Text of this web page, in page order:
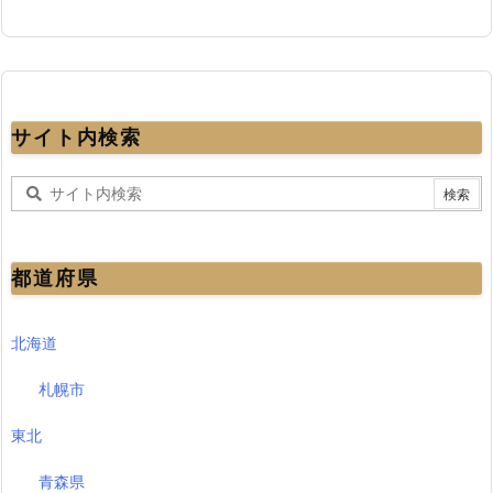
サイト内検索
都道府県
北海道
札幌市
東北
青森県